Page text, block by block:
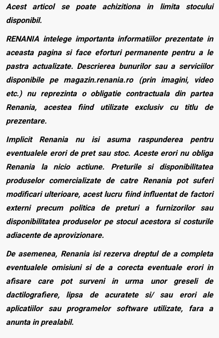
Acest articol se poate achizitiona in limita stocului
disponibil.
RENANIA intelege importanta informatiilor prezentate in
aceasta pagina si face eforturi permanente pentru a le
pastra actualizate. Descrierea bunurilor sau a serviciilor
disponibile pe magazin.renania.ro (prin imagini, video
etc.) nu reprezinta o obligatie contractuala din partea
Renania, acestea fiind utilizate exclusiv cu titlu de
prezentare.
Implicit Renania nu isi asuma raspunderea pentru
eventualele erori de pret sau stoc. Aceste erori nu obliga
Renania la nicio actiune. Preturile si disponibilitatea
produselor comercializate de catre Renania pot suferi
modificari ulterioare, acest lucru fiind influentat de factori
externi precum politica de preturi a furnizorilor sau
disponibilitatea produselor pe stocul acestora si costurile
adiacente de aprovizionare.
De asemenea, Renania isi rezerva dreptul de a completa
eventualele omisiuni si de a corecta eventuale erori in
afisare care pot surveni in urma unor greseli de
dactilografiere, lipsa de acuratete si/ sau erori ale
aplicatiilor sau programelor software utilizate, fara a
anunta in prealabil.